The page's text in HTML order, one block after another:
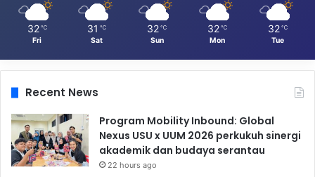
32 ℃
Fri
31 ℃
Sat
32 ℃
Sun
32 ℃
Mon
32 ℃
Tue
Recent News
Program Mobility Inbound: Global
Nexus USU x UUM 2026 perkukuh sinergi
akademik dan budaya serantau
22 hours ago